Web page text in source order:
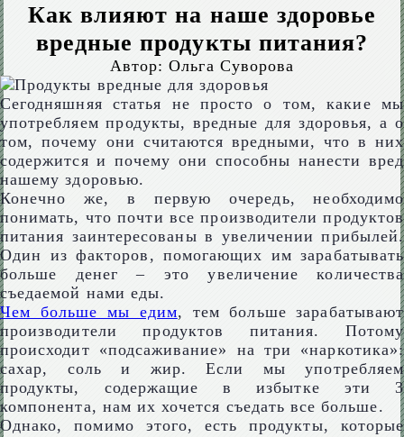
Как влияют на наше здоровье
вредные продукты питания?
Автор: Ольга Суворова
Сегодняшняя статья не просто о том, какие мы
употребляем продукты, вредные для здоровья, а о
том, почему они считаются вредными, что в них
содержится и почему они способны нанести вред
нашему здоровью.
Конечно же, в первую очередь, необходимо
понимать, что почти все производители продуктов
питания заинтересованы в увеличении прибылей.
Один из факторов, помогающих им зарабатывать
больше денег – это увеличение количества
съедаемой нами еды.
Чем больше мы едим, тем больше зарабатывают
производители продуктов питания. Потому
происходит «подсаживание» на три «наркотика»:
сахар, соль и жир. Если мы употребляем
продукты, содержащие в избытке эти 3
компонента, нам их хочется съедать все больше.
Однако, помимо этого, есть продукты, которые